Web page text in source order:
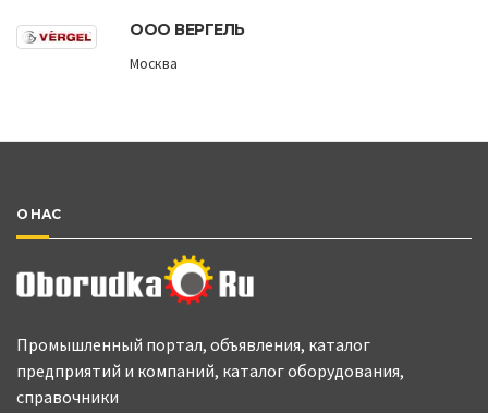
ООО ВЕРГЕЛЬ
Москва
О НАС
Промышленный портал, объявления, каталог
предприятий и компаний, каталог оборудования,
справочники